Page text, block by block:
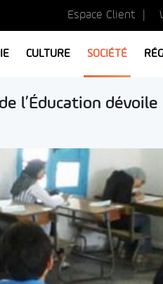
Espace Client
CULTURE SOCIÉTÉ
l’Éducation